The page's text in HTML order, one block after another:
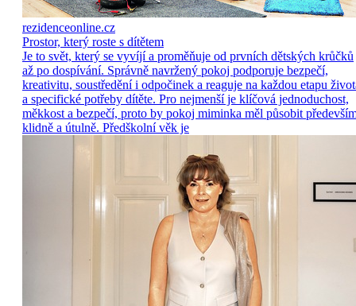
rezidenceonline.cz
Prostor, který roste s dítětem
Je to svět, který se vyvíjí a proměňuje od prvních dětských krůčků
až po dospívání. Správně navržený pokoj podporuje bezpečí,
kreativitu, soustředění i odpočinek a reaguje na každou etapu
a specifické potřeby dítěte. Pro nejmenší je klíčová jednoduchost,
měkkost a bezpečí, proto by pokoj miminka měl působit
klidně a útulně. Předškolní věk je